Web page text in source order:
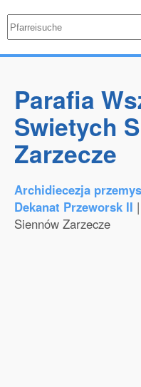
Parafia
Swietych
Zarzecze
Archidiecezja
Dekanat Przeworsk II
Siennów Zarzecze